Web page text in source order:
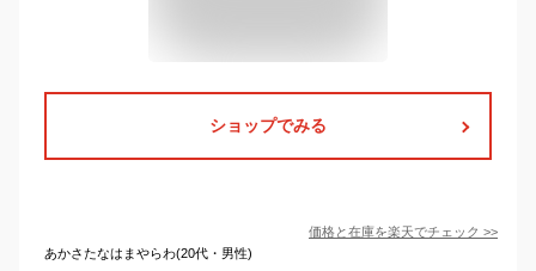
ショップでみる
価格と在庫を楽天でチェック >>
あかさたなはまやらわ(20代・男性)